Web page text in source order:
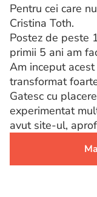
Pentru cei care
Cristina Toth.
Postez de peste
primii 5 ani am
Am inceput
transformat
Gatesc cu
experimentat
avut site-ul,